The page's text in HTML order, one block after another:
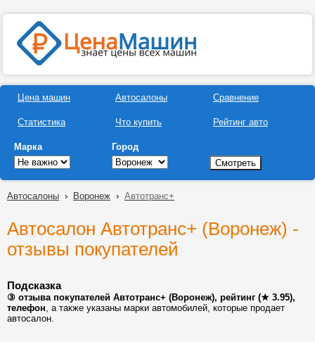
Цена машин
Статистика
Автосалоны
Что купить
Сравнение
Рейтинг авто
Марка Город
Автосалоны › Воронеж › Автотранс+
Автосалон Автотранс+ (Воронеж) -
отзывы покупателей
Подсказка
③ отзыва покупателей Автотранс+ (Воронеж), рейтинг (★ 3.95),
телефон, а также указаны марки автомобилей, которые продает
автосалон.